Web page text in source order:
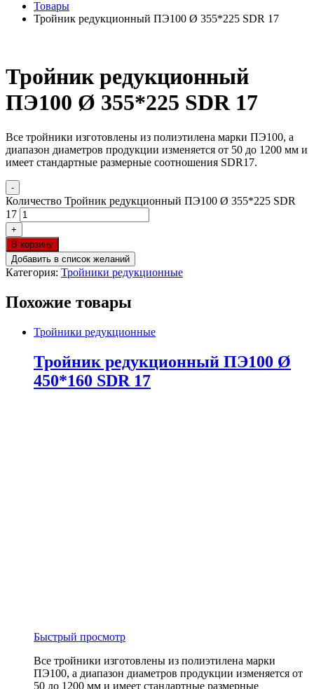
Товары
Тройник редукционный ПЭ100 Ø 355*225 SDR 17
Тройник редукционный
ПЭ100 Ø 355*225 SDR 17
Все тройники изготовлены из полиэтилена марки ПЭ100, а
диапазон диаметров продукции изменяется от 50 до 1200 мм и
имеет стандартные размерные соотношения SDR17.
-
Количество Тройник редукционный ПЭ100 Ø 355*225 SDR
17
+
В корзину
Добавить в список желаний
Категория: Тройники редукционные
Похожие товары
Тройники редукционные
Тройник редукционный ПЭ100 Ø
450*160 SDR 17
Быстрый просмотр
Все тройники изготовлены из полиэтилена марки
ПЭ100, а диапазон диаметров продукции изменяется от
50 до 1200 мм и имеет стандартные размерные